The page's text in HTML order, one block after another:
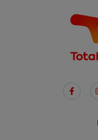
Social
Links